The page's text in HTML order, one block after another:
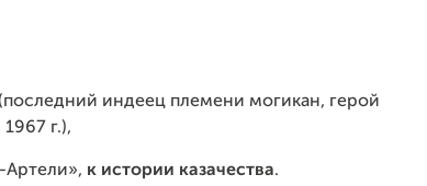
индеец племени могикан, герой
1967 г.),
Артели», к истории казачества.